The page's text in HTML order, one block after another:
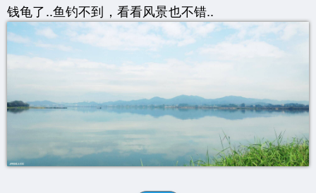
钱龟了..鱼钓不到，看看风景也不错..